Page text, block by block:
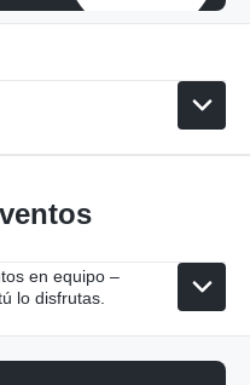
en equipo –
lo disfrutas.